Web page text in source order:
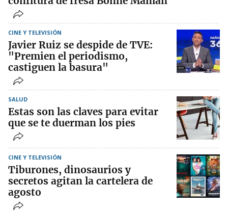
CINE Y TELEVISIÓN
Javier Ruiz se despide de TVE:
"Premien el periodismo,
castiguen la basura"
SALUD
Estas son las claves para evitar
que se te duerman los pies
CINE Y TELEVISIÓN
Tiburones, dinosaurios y
secretos agitan la cartelera de
agosto